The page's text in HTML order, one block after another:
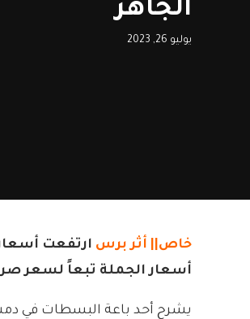
الجاهز
يوليو 26, 2023
خاص|| أثر برس ارتفعت
أسعار الجملة تبعاً لسعر
يشرح أحد باعة البسطات في